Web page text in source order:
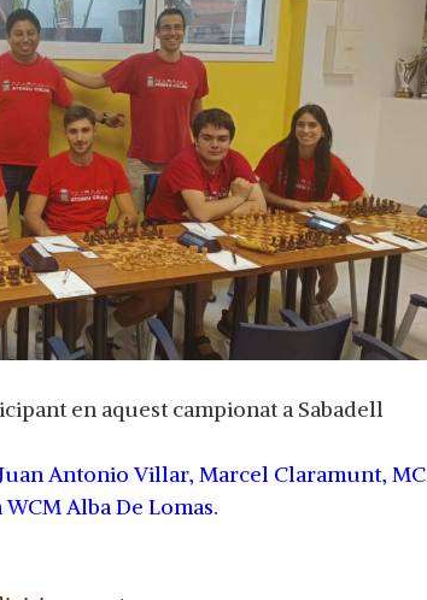
en aquest campionat a Sabadell
Antonio Villar, Marcel Claramunt, MC
Alba De Lomas.